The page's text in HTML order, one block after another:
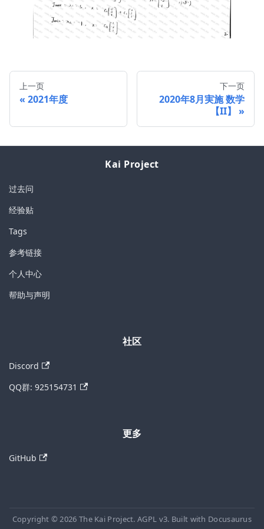
上一页
2021年度
下一页
2020年8月実施 数学
【II】
Kai Project
过去问
经验贴
Tags
参考链接
个人中心
帮助与声明
社区
Discord
QQ群: 925154731
更多
GitHub
Copyright © 2026 The Kai Project. AGPL v3. Built with Docusaurus